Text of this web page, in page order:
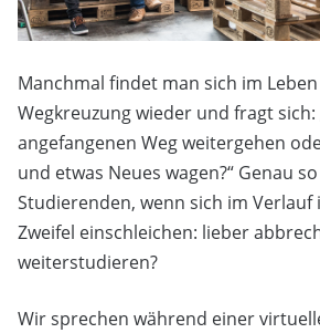
Manchmal findet man sich im
Wegkreuzung wieder und fragt sich:
angefangenen Weg weitergehen
und etwas Neues wagen?“ Genau
Studierenden, wenn sich im Verlauf
Zweifel einschleichen: lieber
weiterstudieren?
Wir sprechen während einer